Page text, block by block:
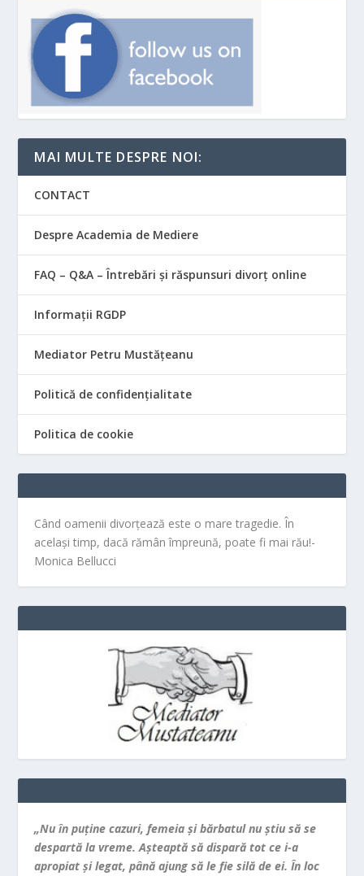
MAI MULTE DESPRE NOI:
CONTACT
Despre Academia de Mediere
FAQ – Q&A – Întrebări și răspunsuri divorț online
Informații RGDP
Mediator Petru Mustățeanu
Politică de confidențialitate
Politica de cookie
Când oamenii divorțează este o mare tragedie. În
același timp, dacă rămân împreună, poate fi mai rău!-
Monica Bellucci
„Nu în puţine cazuri, femeia şi bărbatul nu ştiu să se
despartă la vreme. Aşteaptă să dispară tot ce i-a
apropiat şi legat, până ajung să le fie silă de ei. În loc